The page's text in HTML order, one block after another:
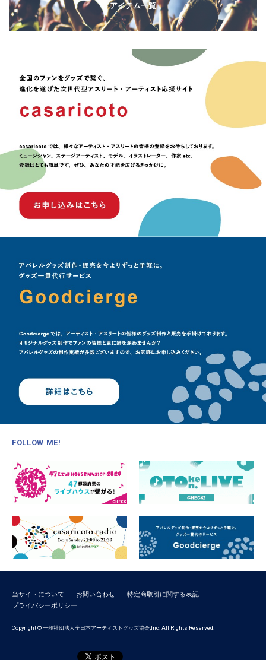
アイテム一覧
FOLLOW ME!
当サイトについて お問い合わせ
特定商取引に関する表記
プライバシーポリシー
Copyright © 一般社団法人全日本アーティストグッズ協会,Inc. All Rights Reserved.